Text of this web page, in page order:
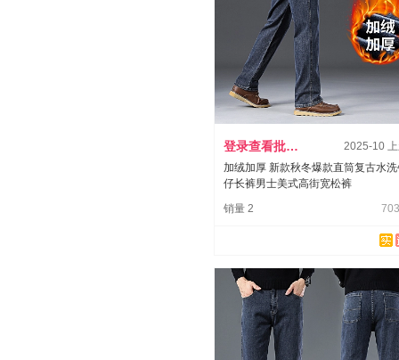
登录查看批发价
2025-10
加绒加厚 新款秋冬爆款直筒复古水
仔长裤男士美式高街宽松裤
销量 2